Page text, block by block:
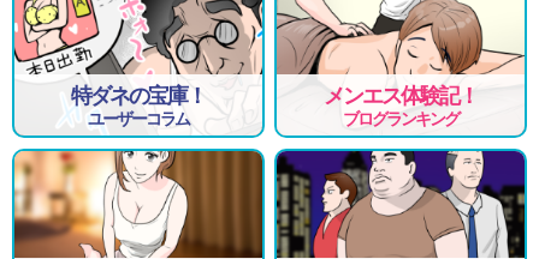
特ダネの宝庫！
ユーザーコラム
メンエス体験記！
ブログランキング